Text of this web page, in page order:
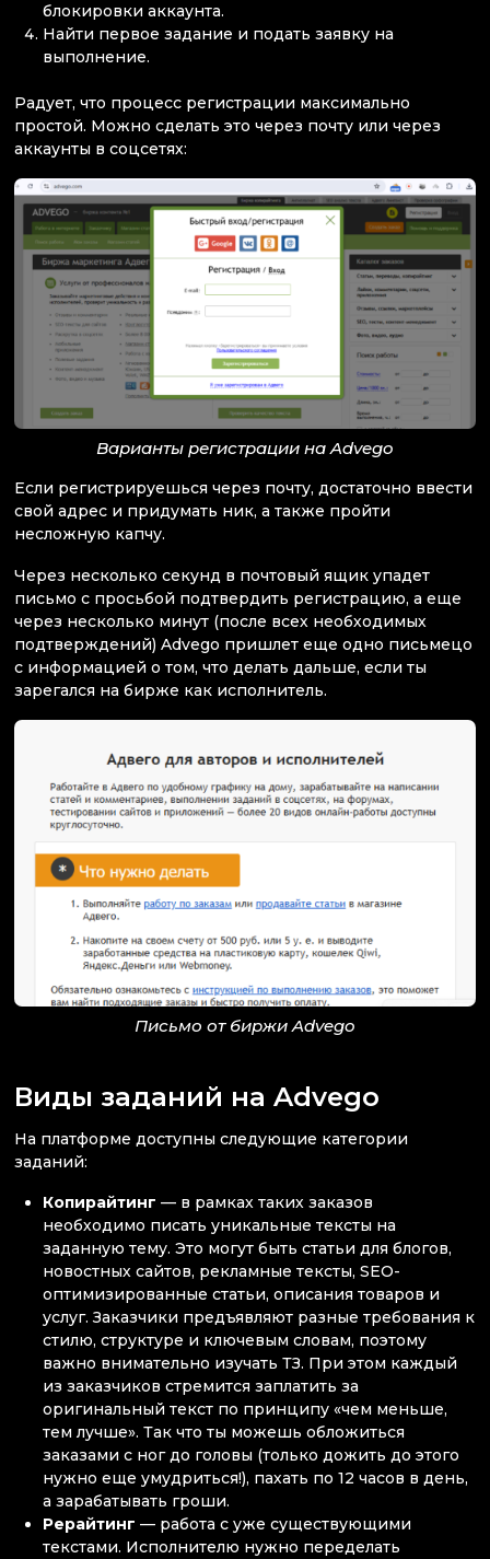
блокировки аккаунта.
Найти первое задание и подать заявку на
выполнение.
Радует, что процесс регистрации максимально
простой. Можно сделать это через почту или через
аккаунты в соцсетях:
Варианты регистрации на Advego
Если регистрируешься через почту, достаточно ввести
свой адрес и придумать ник, а также пройти
несложную капчу.
Через несколько секунд в почтовый ящик упадет
письмо с просьбой подтвердить регистрацию, а еще
через несколько минут (после всех необходимых
подтверждений) Advego пришлет еще одно письмецо
с информацией о том, что делать дальше, если ты
зарегался на бирже как исполнитель.
Письмо от биржи Advego
Виды заданий на Advego
На платформе доступны следующие категории
заданий:
Копирайтинг — в рамках таких заказов
необходимо писать уникальные тексты на
заданную тему. Это могут быть статьи для блогов,
новостных сайтов, рекламные тексты, SEO-
оптимизированные статьи, описания товаров и
услуг. Заказчики предъявляют разные требования к
стилю, структуре и ключевым словам, поэтому
важно внимательно изучать ТЗ. При этом каждый
из заказчиков стремится заплатить за
оригинальный текст по принципу «чем меньше,
тем лучше». Так что ты можешь обложиться
заказами с ног до головы (только дожить до этого
нужно еще умудриться!), пахать по 12 часов в день,
а зарабатывать гроши.
Рерайтинг — работа с уже существующими
текстами. Исполнителю нужно переделать